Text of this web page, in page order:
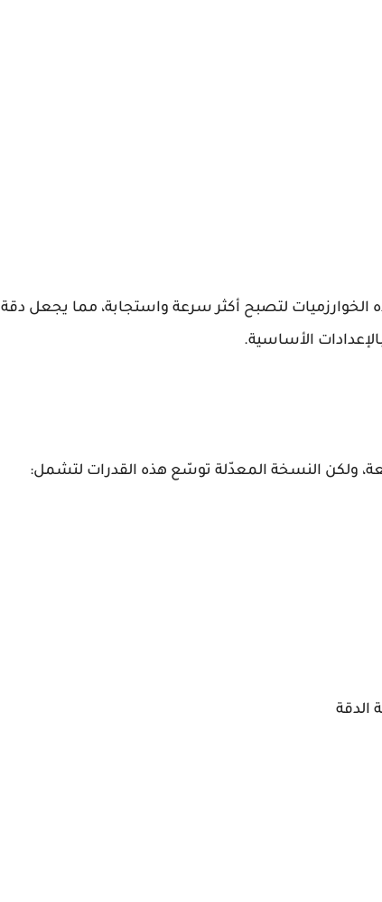
الخوارزميات لتصبح أكثر سرعة واستجابة، مما يجعل دقة
ولكن النسخة المعدّلة توسّع هذه القدرات لتشمل:
الدقة